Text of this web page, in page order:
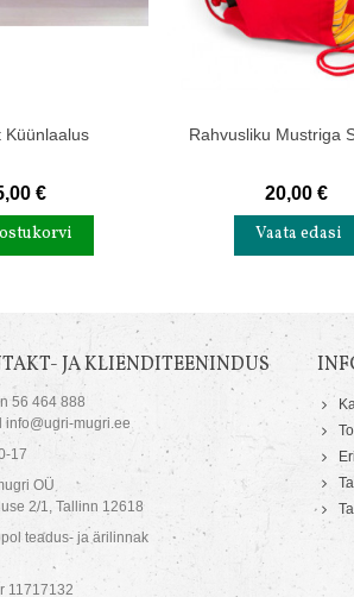
Küünlaalus
€
Rahvusliku Mustriga
20,00 €
Vaata edasi
JA KLIENDITEENINDUS
56 464 888
info@ugri-mugri.ee
17
OÜ
2/1, Tallinn 12618
teadus- ja ärilinnak
11717132